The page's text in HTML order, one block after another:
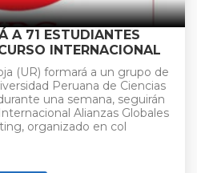
A 71 ESTUDIANTES
INTERNACIONAL
(UR) formará a un grupo de
Peruana de Ciencias
una semana, seguirán
Alianzas Globales
organizado en col